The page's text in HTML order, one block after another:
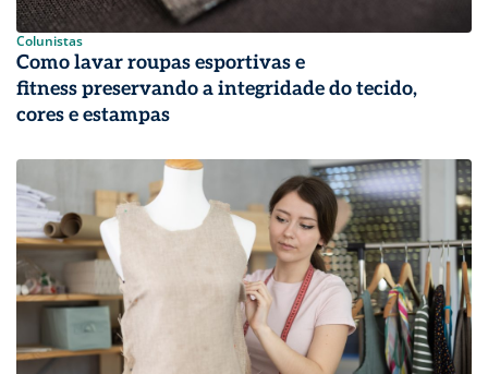
Colunistas
Como lavar roupas esportivas e
fitness preservando a integridade do tecido,
cores e estampas